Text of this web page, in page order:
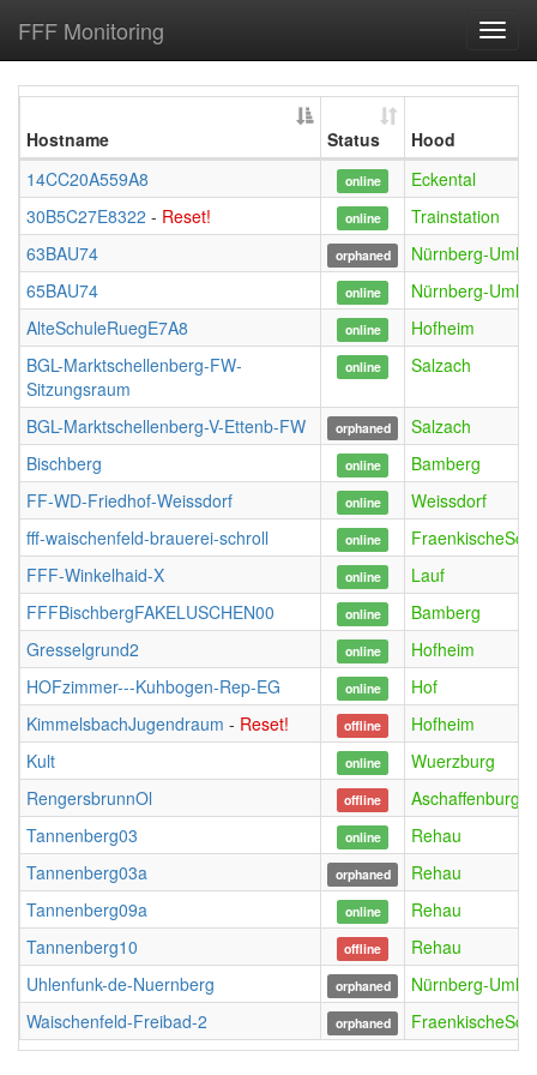
FFF Monitoring
Hostname Status
Hood
14CC20A559A8
online
Eckental
30B5C27E8322 - Reset! online
Trainstation
63BAU74
orphaned
Nürnberg-
65BAU74
online
Nürnberg-
AlteSchuleRuegE7A8
online
Hofheim
BGL-Marktschellenberg-FW-
Sitzungsraum
online Salzach
BGL-Marktschellenberg-V-Ettenb-FW orphaned
Salzach
Bischberg
online
Bamberg
FF-WD-Friedhof-Weissdorf
online
Weissdorf
fff-waischenfeld-brauerei-schroll
online
FFF-Winkelhaid-X
online
Lauf
FFFBischbergFAKELUSCHEN00
online
Bamberg
Gresselgrund2
online
Hofheim
HOFzimmer---Kuhbogen-Rep-EG
online
Hof
KimmelsbachJugendraum - Reset! offline
Hofheim
Kult
online
Wuerzburg
RengersbrunnOl
offline
Aschaffenburg
Tannenberg03
online
Rehau
Tannenberg03a
orphaned
Rehau
Tannenberg09a
online
Rehau
Tannenberg10
offline
Rehau
Uhlenfunk-de-Nuernberg
orphaned
Nürnberg-
Waischenfeld-Freibad-2
orphaned